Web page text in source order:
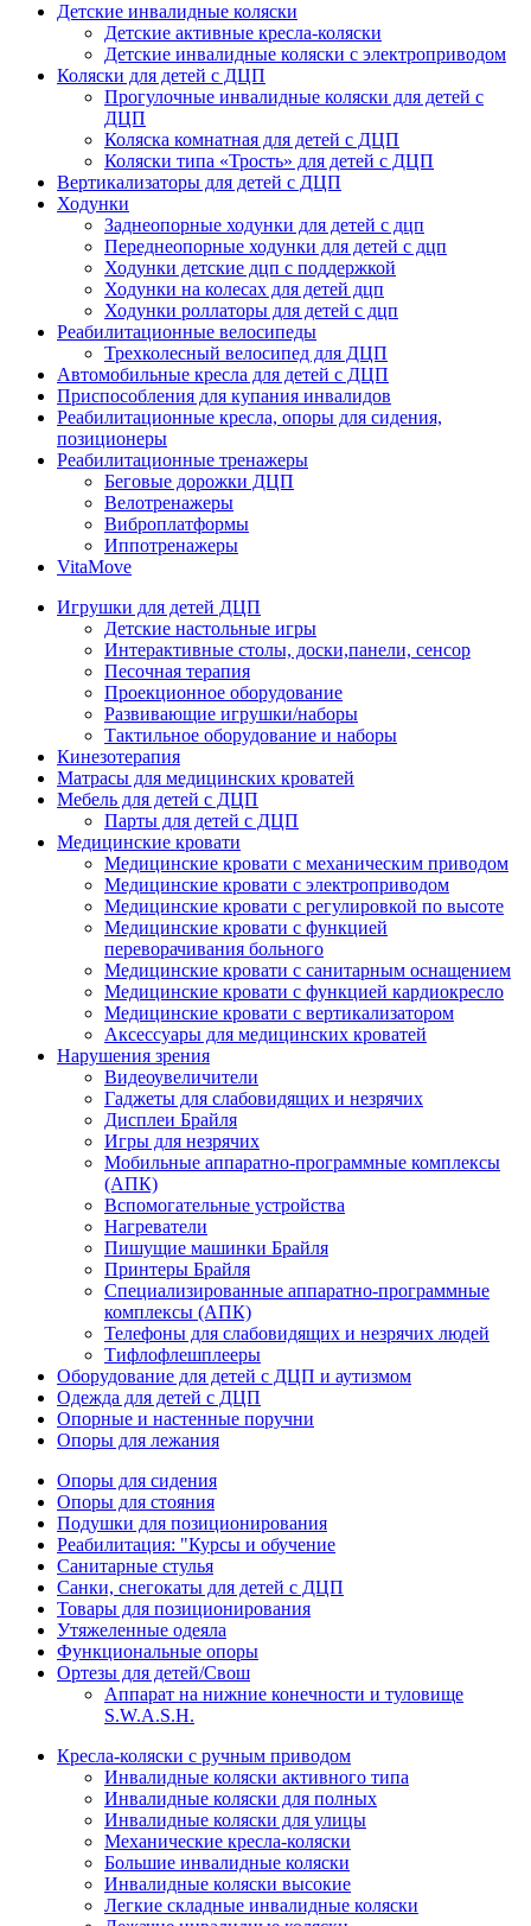
Детские инвалидные коляски
Детские активные кресла-коляски
Детские инвалидные коляски с электроприводом
Коляски для детей с ДЦП
Прогулочные инвалидные коляски для детей с
ДЦП
Коляска комнатная для детей с ДЦП
Коляски типа «Трость» для детей с ДЦП
Вертикализаторы для детей с ДЦП
Ходунки
Заднеопорные ходунки для детей с дцп
Переднеопорные ходунки для детей с дцп
Ходунки детские дцп с поддержкой
Ходунки на колесах для детей дцп
Ходунки роллаторы для детей с дцп
Реабилитационные велосипеды
Трехколесный велосипед для ДЦП
Автомобильные кресла для детей с ДЦП
Приспособления для купания инвалидов
Реабилитационные кресла, опоры для сидения,
позиционеры
Реабилитационные тренажеры
Беговые дорожки ДЦП
Велотренажеры
Виброплатформы
Иппотренажеры
VitaMove
Игрушки для детей ДЦП
Детские настольные игры
Интерактивные столы, доски,панели, сенсор
Песочная терапия
Проекционное оборудование
Развивающие игрушки/наборы
Тактильное оборудование и наборы
Кинезотерапия
Матрасы для медицинских кроватей
Мебель для детей с ДЦП
Парты для детей с ДЦП
Медицинские кровати
Медицинские кровати с механическим приводом
Медицинские кровати с электроприводом
Медицинские кровати с регулировкой по высоте
Медицинские кровати с функцией
переворачивания больного
Медицинские кровати с санитарным оснащением
Медицинские кровати с функцией кардиокресло
Медицинские кровати с вертикализатором
Аксессуары для медицинских кроватей
Нарушения зрения
Видеоувеличители
Гаджеты для слабовидящих и незрячих
Дисплеи Брайля
Игры для незрячих
Мобильные аппаратно-программные комплексы
(АПК)
Вспомогательные устройства
Нагреватели
Пишущие машинки Брайля
Принтеры Брайля
Специализированные аппаратно-программные
комплексы (АПК)
Телефоны для слабовидящих и незрячих людей
Тифлофлешплееры
Оборудование для детей с ДЦП и аутизмом
Одежда для детей с ДЦП
Опорные и настенные поручни
Опоры для лежания
Опоры для сидения
Опоры для стояния
Подушки для позиционирования
Реабилитация: "Курсы и обучение
Санитарные стулья
Санки, снегокаты для детей с ДЦП
Товары для позиционирования
Утяжеленные одеяла
Функциональные опоры
Ортезы для детей/Свош
Аппарат на нижние конечности и туловище
S.W.A.S.H.
Кресла-коляски с ручным приводом
Инвалидные коляски активного типа
Инвалидные коляски для полных
Инвалидные коляски для улицы
Механические кресла-коляски
Большие инвалидные коляски
Инвалидные коляски высокие
Легкие складные инвалидные коляски